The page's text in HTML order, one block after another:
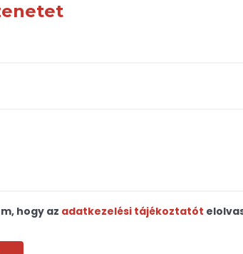
hogy az adatkezelési tájékoztatót